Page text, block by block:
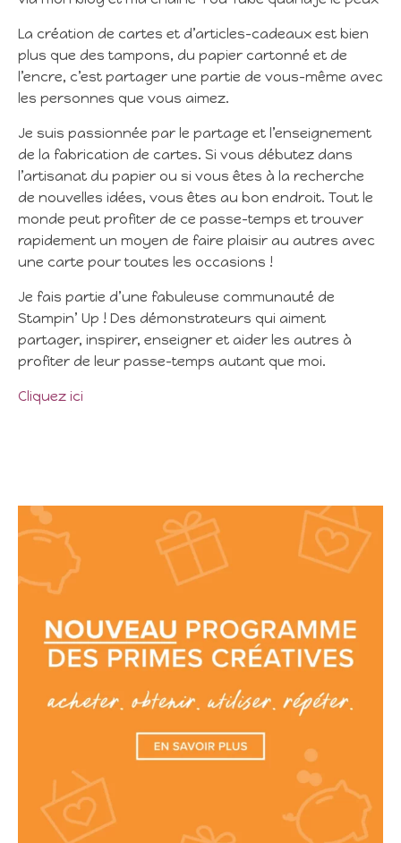
La création de cartes et d’articles-cadeaux est bien
plus que des tampons, du papier cartonné et de
l’encre, c’est partager une partie de vous-même avec
les personnes que vous aimez.
Je suis passionnée par le partage et l’enseignement
de la fabrication de cartes. Si vous débutez dans
l’artisanat du papier ou si vous êtes à la recherche
de nouvelles idées, vous êtes au bon endroit. Tout le
monde peut profiter de ce passe-temps et trouver
rapidement un moyen de faire plaisir au autres avec
une carte pour toutes les occasions !
Je fais partie d’une fabuleuse communauté de
Stampin’ Up ! Des démonstrateurs qui aiment
partager, inspirer, enseigner et aider les autres à
profiter de leur passe-temps autant que moi.
Cliquez ici